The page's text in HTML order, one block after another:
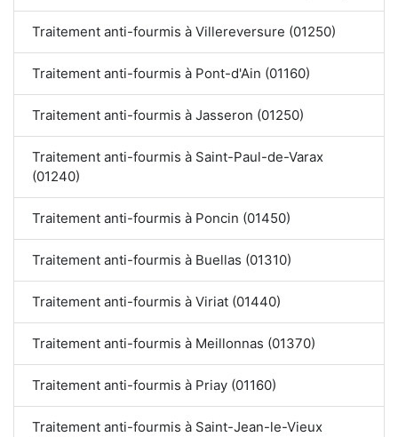
Traitement anti-fourmis à Villereversure (01250)
Traitement anti-fourmis à Pont-d'Ain (01160)
Traitement anti-fourmis à Jasseron (01250)
Traitement anti-fourmis à Saint-Paul-de-Varax
(01240)
Traitement anti-fourmis à Poncin (01450)
Traitement anti-fourmis à Buellas (01310)
Traitement anti-fourmis à Viriat (01440)
Traitement anti-fourmis à Meillonnas (01370)
Traitement anti-fourmis à Priay (01160)
Traitement anti-fourmis à Saint-Jean-le-Vieux